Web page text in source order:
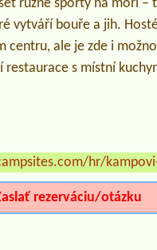
různé sporty na moři –
vytváří bouře a jih.
centru, ale je zde i
restaurace s místní
hr/
rezerváciu/otázku